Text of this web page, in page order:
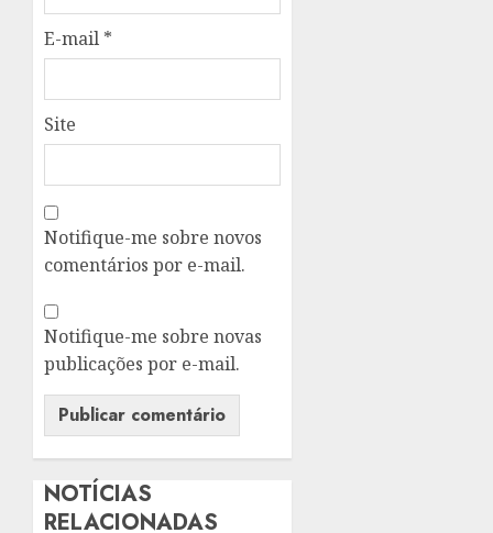
E-mail *
Site
Notifique-me sobre novos
comentários por e-mail.
Notifique-me sobre novas
publicações por e-mail.
NOTÍCIAS
RELACIONADAS